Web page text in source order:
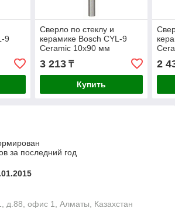
9
Сверло по стеклу и
керамике Bosch CYL-9
Ceramic 10x90 мм
3 213₸
Купить
2
за последний год
д.88, офис 1, Алматы, Казахстан